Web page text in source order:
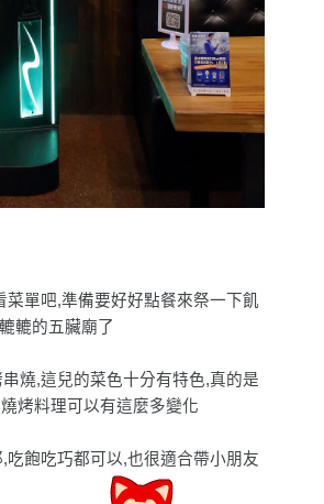
菜單吧,準備要好好點餐來祭一下飢
轆的五臟廟了
燒,這兒的菜色十分有特色,真的是
烤料理可以有這麼多變化
吃飽吃巧都可以,也很適合帶小朋友